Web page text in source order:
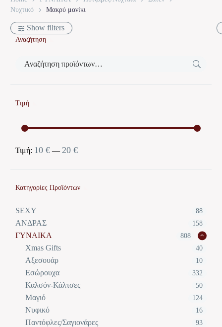
Νυχτικό
Μακρύ μανίκι
Show filters
Αναζήτηση
Τιμή
Ελάχιστη
Μέγιστη
Τιμή: 10 € — 20 €
Κατηγορίες Προϊόντων
SEXY 88
ΑΝΔΡΑΣ 158
ΓΥΝΑΙΚΑ 808
Xmas Gifts 40
Αξεσουάρ 10
Εσώρουχα 332
Καλσόν-Κάλτσες 50
Μαγιό 124
Νυφικό 16
Παντόφλες/Σαγιονάρες 93